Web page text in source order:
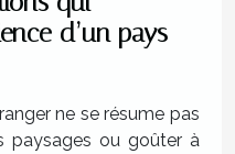
d’un pays
ne se résume pas
paysages ou goûter à